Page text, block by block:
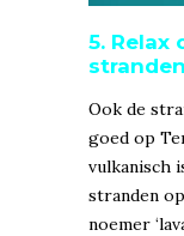
5. Relax
stranden
Ook de
goed op
vulkanisch
stranden
noemer